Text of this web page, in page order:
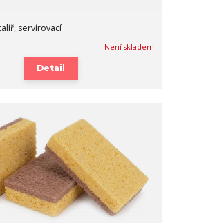
servírovací
Není skladem
Detail